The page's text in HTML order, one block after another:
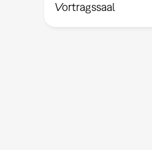
Vortragssaal